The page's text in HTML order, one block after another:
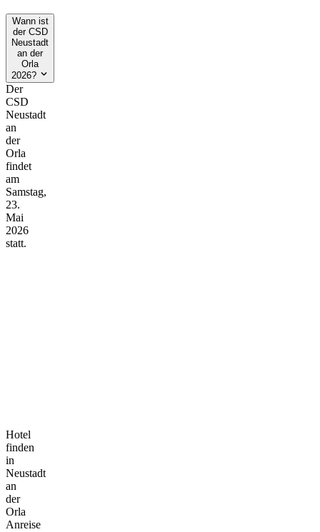
Wann ist
der CSD
Neustadt
an der
Orla
2026?
Der
CSD
Neustadt
an
der
Orla
findet
am
Samstag,
23.
Mai
2026
statt.
Hotel
finden
in
Neustadt
an
der
Orla
Anreise